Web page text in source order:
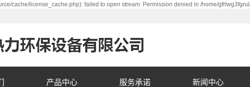
cache/license_cache.php): failed to open stream: Permission denied in /home/
产品中心 服务承诺 新闻中心